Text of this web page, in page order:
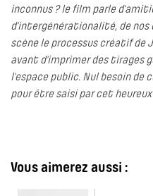
inconnus ? le film parle
d’intergénérationalité, de
scène le processus créatif de
avant d’imprimer des tirages
l’espace public. Nul besoin de
pour être saisi par cet
Vous aimerez aussi :